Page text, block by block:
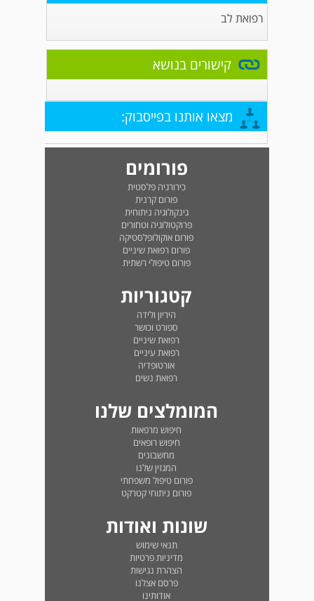
רפואת לב
קישורים בנושא
מצאו אותנו בפייסבוק:
פורומים
כירורגיה פלסטית
פורום קרנית
גינקולוגיה ניתוחית
פרוקטולוגיה וטחורים
פורום אוקולופלסטיקה
פורום רפואת שיניים
פורום טיפולי רשתית
קטגוריות
היריון ולידה
ספורט וכושר
רפואת שיניים
רפואת עיניים
אורטופדיה
רפואת נשים
המומלצים שלנו
חיפוש מרפאות
חיפוש רופאים
מחשבונים
המגזין שלנו
פורום טיפול משפחתי
פורום ניתוחי קטרקט
שונות ואודות
תנאי שימוש
מדיניות פרטיות
הצהרת נגישות
פרסם אצלנו
אודותינו